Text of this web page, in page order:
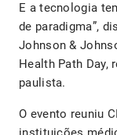
E a tecnologia
de paradigma”,
Johnson &
Health Path Day,
paulista.
O evento reuniu